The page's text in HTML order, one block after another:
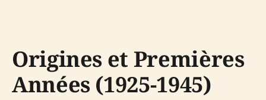
Origines et Premières
Années (1925-1945)